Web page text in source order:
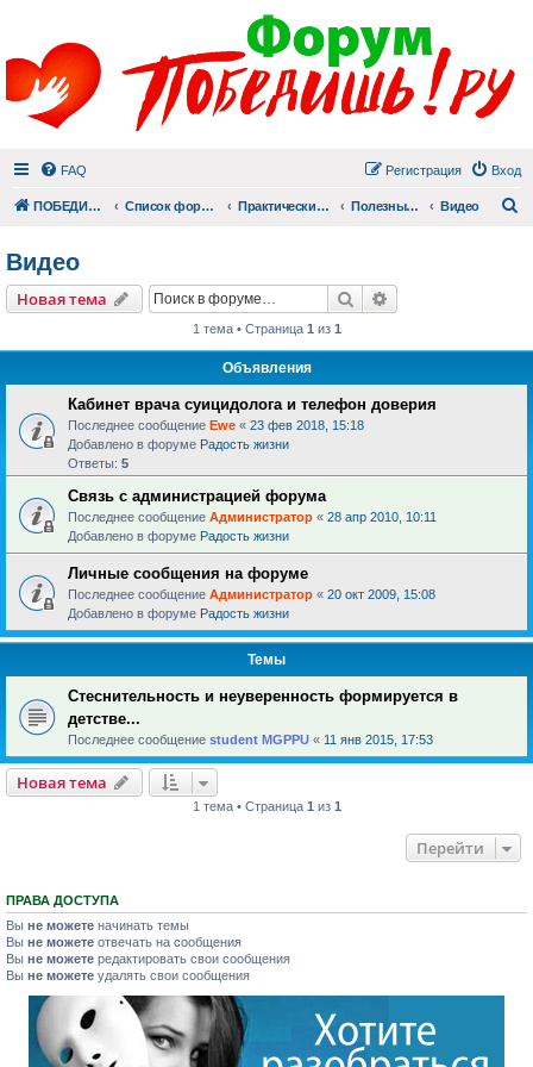
FAQ Вход
Регистрация
ПОБЕДИШЬ.РУ Список форумов Практический раздел Полезные материалы Видео
Видео
Новая тема Поиск
1 тема • Страница 1 из 1
Объявления
Кабинет врача суицидолога и телефон доверия
Последнее сообщение Ewe « 23 фев 2018, 15:18
Добавлено в форуме Радость жизни
Ответы: 5
Связь с администрацией форума
Последнее сообщение Администратор « 28 апр 2010, 10:11
Добавлено в форуме Радость жизни
Личные сообщения на форуме
Последнее сообщение Администратор « 20 окт 2009, 15:08
Добавлено в форуме Радость жизни
Темы
Стеснительность и неуверенность формируется в
детстве...
Последнее сообщение student MGPPU « 11 янв 2015, 17:53
Новая тема
1 тема • Страница 1 из 1
Перейти
ПРАВА ДОСТУПА
Вы не можете начинать темы
Вы не можете отвечать на сообщения
Вы не можете редактировать свои сообщения
Вы не можете удалять свои сообщения